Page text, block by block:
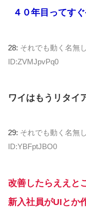
４０年目ってす
28: それでも動く名無し
ID:ZVMJpvPq0
ワイはもうリタイ
29: それでも動く名無し
ID:YBFptJBO0
改善したらええと
新入社員がUIとか